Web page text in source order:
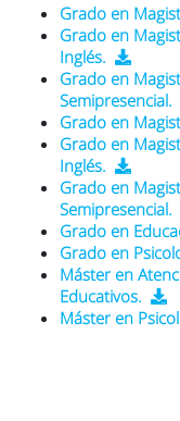
Grado en
Grado en
Inglés.
Grado en
Semipresencial.
Grado en
Grado en
Inglés.
Grado en
Semipresencial.
Grado en
Grado en
Máster en
Educativos.
Máster en